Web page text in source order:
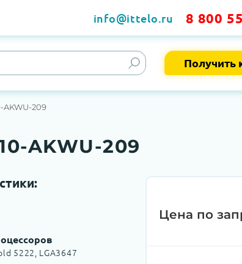
info@ittelo.ru 8 800
Получить
AKWU-209
AKWU-209
5222, LGA3647
Цена по